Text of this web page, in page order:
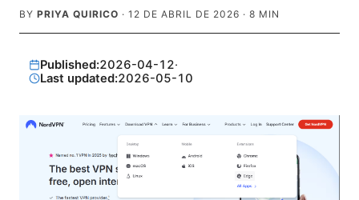
BY PRIYA QUIRICO · 12 DE ABRIL DE 2026 · 8 MIN
Published:2026-04-12·
Last updated:2026-05-10